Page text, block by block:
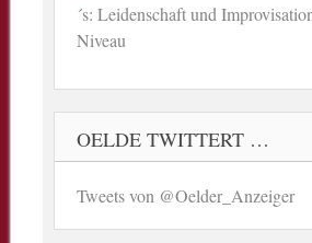
´s: Leidenschaft und
Niveau
OELDE TWITTERT …
Tweets von @Oelder_Anzeiger